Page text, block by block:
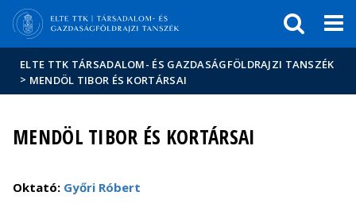
Hírek
Események
ELTE a
sajtóban
ELTE TTK TÁRSADALOM- ÉS GAZDASÁGFÖLDRAJZI TANSZÉK
> MENDÖL TIBOR ÉS KORTÁRSAI
MENDÖL TIBOR ÉS KORTÁRSAI
Oktató: Győri Róbert